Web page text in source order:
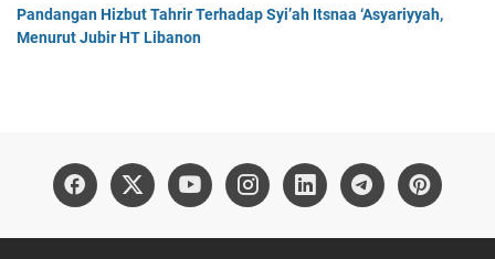
Pandangan Hizbut Tahrir Terhadap Syi’ah Itsnaa ‘Asyariyyah,
Menurut Jubir HT Libanon